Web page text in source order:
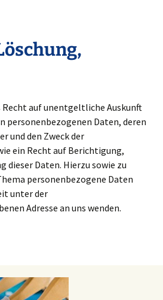
Recht auf unentgeltliche Auskunft
personenbezogenen Daten, deren
und den Zweck der
ein Recht auf Berichtigung,
dieser Daten. Hierzu sowie zu
personenbezogene Daten
unter der
Adresse an uns wenden.